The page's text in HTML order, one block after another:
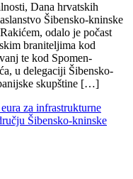
Dana hrvatskih
Šibensko-kninske
odalo je počast
braniteljima kod
te kod Spomen-
u delegaciji Šibensko-
skupštine […]